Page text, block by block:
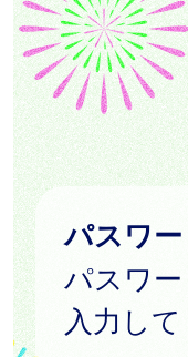
パスワ
パスワ
入力して